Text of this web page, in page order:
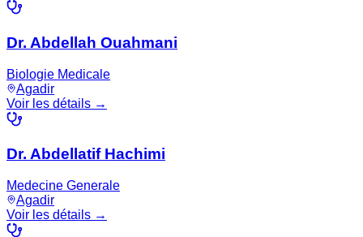
Dr. Abdellah Ouahmani
Biologie Medicale
Agadir
Voir les détails →
Dr. Abdellatif Hachimi
Medecine Generale
Agadir
Voir les détails →